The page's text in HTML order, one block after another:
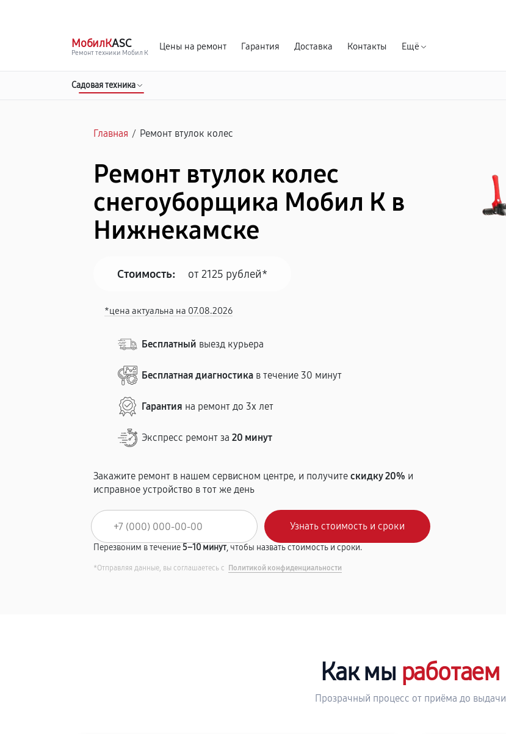
МобилКASC
Ремонт техники Мобил К
Цены на ремонт Гарантия Доставка Контакты Ещё
Садовая техника
Главная / Ремонт втулок колес
Ремонт втулок колес
снегоуборщика Мобил К в
Нижнекамске
Стоимость: от 2125 рублей*
*цена актуальна на 07.08.2026
Бесплатный выезд курьера
Бесплатная диагностика в течение 30 минут
Гарантия на ремонт до 3х лет
Экспресс ремонт за20 минут
Закажите ремонт в нашем сервисном центре, и получитескидку 20% и
исправное устройство в тот же день
Перезвоним в течение5–10 минут, чтобы назвать стоимость и сроки.
*Отправляя данные, вы соглашаетесь с Политикой конфиденциальности
Как мы работаем
Прозрачный процесс от приёма до выдачи